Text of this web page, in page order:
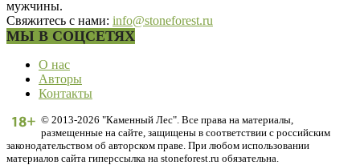
мужчины.
Свяжитесь с нами: info@stoneforest.ru
МЫ В СОЦСЕТЯХ
О нас
Авторы
Контакты
© 2013-2026 "Каменный Лес". Все права на материалы,
размещенные на сайте, защищены в соответствии с российским
законодательством об авторском праве. При любом использовании
материалов сайта гиперссылка на stoneforest.ru обязательна.